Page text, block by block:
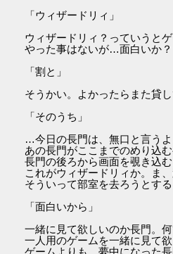
「ウィザードリィ」
ウィザードリィ？っていうと
やった事はないが…面白いか？
「割と」
そうかい。よかったらまた貸し
「そのうち」
…今日の長門は、無口と言う
あの長門がここまでのめり込
長門の後ろから画面を覗き込
これがウィザードリィか。ま、
そういって部室を去ろうとす
「面白いから」
一緒に見て欲しいのか長門。
一人用のゲームを一緒に見て
ゲームよりも、夢中になった